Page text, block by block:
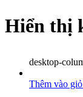
Hiển thị
desktop-
Thêm vào